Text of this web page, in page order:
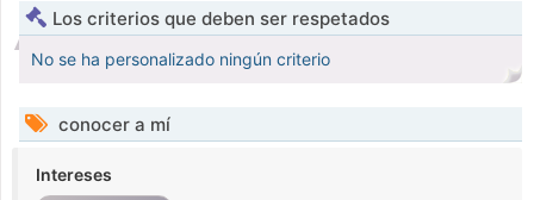
Los criterios que deben ser respetados
No se ha personalizado ningún criterio
conocer a mí
Intereses